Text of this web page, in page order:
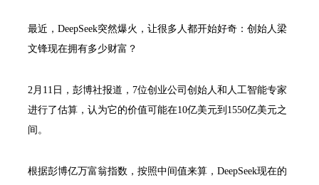
最近，DeepSeek突然爆火，让很多人都开始好奇：创始人梁
文锋现在拥有多少财富？
2月11日，彭博社报道，7位创业公司创始人和人工智能专家
进行了估算，认为它的价值可能在10亿美元到1550亿美元之
间。
根据彭博亿万富翁指数，按照中间值来算，DeepSeek现在的